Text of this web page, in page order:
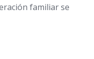
familiar se